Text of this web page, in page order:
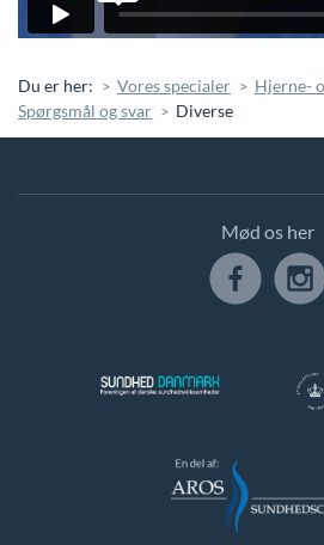
Du er her: Vores specialer
Hjerne-
Spørgsmål og svar
Diverse
Mød os her